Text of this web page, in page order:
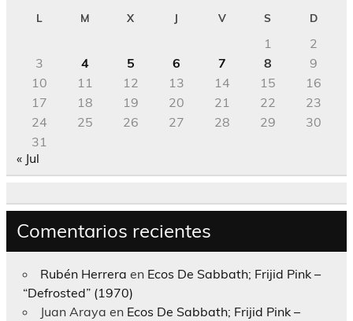
L M X J V S D
1
2
3
4 5 6 7 8
9
10
11 12 13 14 15
16
17
18 19 20 21 22
23
24
25 26 27 28 29
30
31
« Jul
Comentarios recientes
Rubén Herrera en Ecos De Sabbath; Frijid Pink –
“Defrosted” (1970)
Juan Araya en Ecos De Sabbath; Frijid Pink –